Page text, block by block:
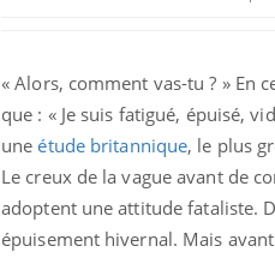
« Alors, comment vas-tu ? » En
que : « Je suis fatigué, épuisé,
uneétude britannique, le plus
Le creux de la vague avant de
adoptent une attitude fataliste.
épuisement hivernal. Mais